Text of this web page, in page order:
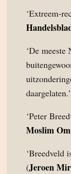
‘Extreem-
‘De
‘Peter
Moslim
‘Breedveld
(Jeroen